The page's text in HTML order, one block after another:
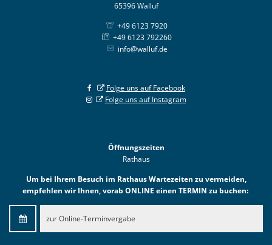
65396 Walluf
+49 6123 7920
+49 6123 792260
info@walluf.de
Folge uns auf Facebook
Folge uns auf Instagram
Öffnungszeiten
Rathaus
Um bei Ihrem Besuch im Rathaus Wartezeiten zu vermeiden,
empfehlen wir Ihnen, vorab ONLINE einen TERMIN zu buchen:
zur Online-Terminvergabe